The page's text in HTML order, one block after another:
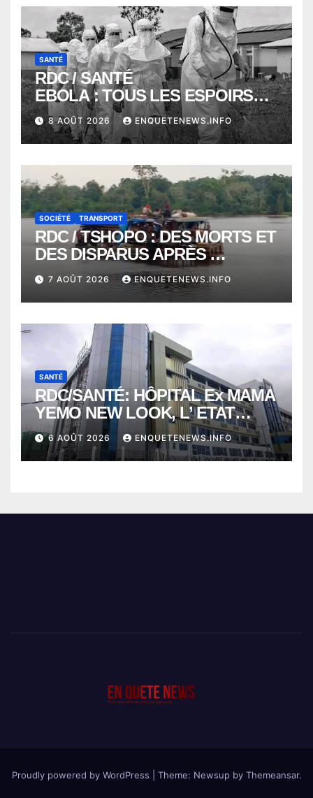
SANTÉ
RDC / SANTÉ
EBOLA : TOUS LES ESPOIRS
VONT VERS SEPTEMBRE
ALORS QUE L’ÉPIDÉMIE TEND
VERS 2000 DÉCÈS
8 AOÛT 2026 ENQUETENEWS.INFO
SOCIÉTÉ TRANSPORT
RDC / TSHOPO : DES MORTS ET
DES DISPARUS APRÈS
NAUFRAGE D’UNE BALEINIERE
À QUELQUES KILOMÈTRES DE
KISANGANI
7 AOÛT 2026 ENQUETENEWS.INFO
SANTÉ
RDC/SANTÉ: HÔPITAL Ex MAMA
YEMO NEW LOOK, L’ ETAT
PERD LE CONTROLE
6 AOÛT 2026 ENQUETENEWS.INFO
Proudly powered by WordPress Theme: Newsup by Themeansar.